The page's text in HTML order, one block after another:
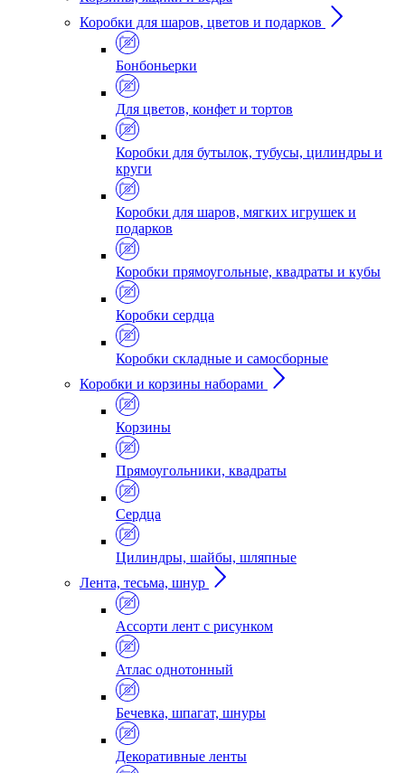
Коробки для шаров, цветов и подарков
Бонбоньерки
Для цветов, конфет и тортов
Коробки для бутылок, тубусы, цилиндры и
круги
Коробки для шаров, мягких игрушек и
подарков
Коробки прямоугольные, квадраты и кубы
Коробки сердца
Коробки складные и самосборные
Коробки и корзины наборами
Корзины
Прямоугольники, квадраты
Сердца
Цилиндры, шайбы, шляпные
Лента, тесьма, шнур
Ассорти лент с рисунком
Атлас однотонный
Бечевка, шпагат, шнуры
Декоративные ленты